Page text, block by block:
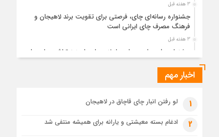
3 هفته قبل
جشنواره رسانه‌ای چای، فرصتی برای تقویت برند لاهیجان و
فرهنگ مصرف چای ایرانی است
3 هفته قبل
جشنواره ملی چای، حمایت از لاهیجان یا هزینه‌تراشی برای چای
1 ماه قبل
1 ماه قبل
رئوف
اخبار مهم
1 لو رفتن انبار چای قاچاق در لاهیجان
2 ادغام بسته معیشتی و یارانه برای همیشه منتفی شد